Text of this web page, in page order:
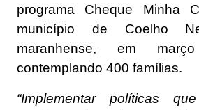
programa Cheque Minha
município de Coelho
maranhense, em
contemplando 400 famílias.
“Implementar políticas